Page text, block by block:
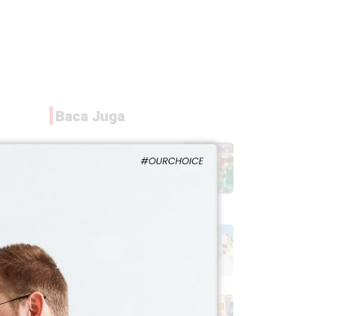
Baca Juga
Liburan Keluarga di
Bandung: Swiss-Belresort
Merdeka Escape 2026
5 Agu 2026 - 02:03 WIB
Grand Dafam Ancol Jakarta